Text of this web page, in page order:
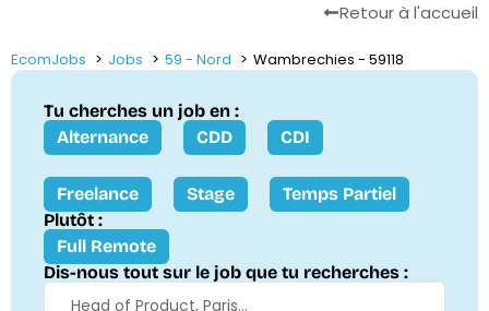
Retour à l'accueil
EcomJobs Jobs 59 - Nord Wambrechies - 59118
Tu cherches un job en :
Alternance
CDD CDI
Freelance Stage
Temps Partiel
Plutôt :
Full Remote
Dis-nous tout sur le job que tu recherches :